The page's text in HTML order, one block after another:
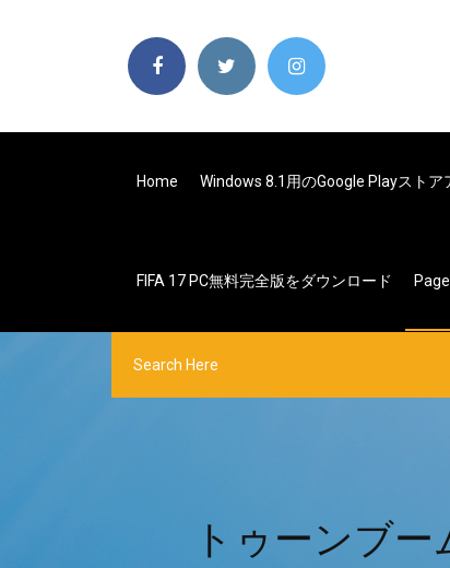
Home Windows 8.1用のGoogle Playストア
FIFA 17 PC無料完全版をダウンロード
トゥーンブ